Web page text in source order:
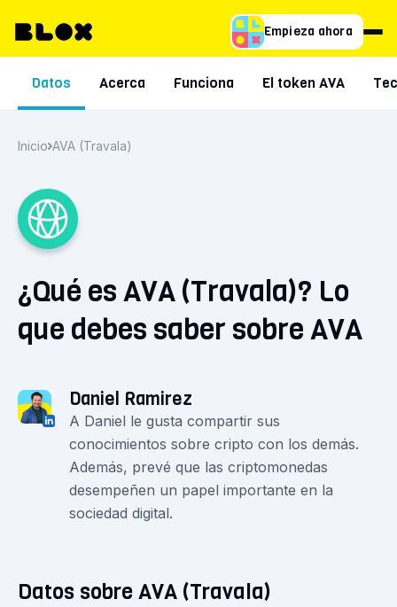
Empieza ahora
Datos Acerca Funciona El token AVA
Inicio AVA (Travala)
¿Qué es AVA (Travala)? Lo
que debes saber sobre AVA
Daniel Ramirez
A Daniel le gusta compartir sus
conocimientos sobre cripto con los demás.
Además, prevé que las criptomonedas
desempeñen un papel importante en la
sociedad digital.
Datos sobre AVA (Travala)